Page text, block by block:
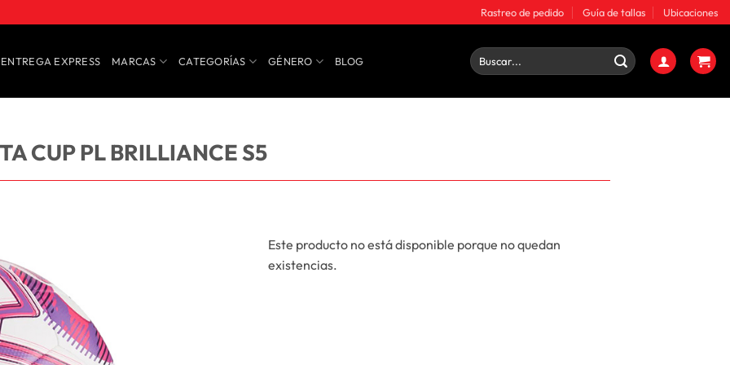
Rastreo de pedido Guía de tallas Ubicaciones
ENTREGA EXPRESS MARCAS CATEGORÍAS GÉNERO BLOG
Buscar
por:
CUP PL BRILLIANCE S5
Este producto no está disponible porque no quedan
existencias.